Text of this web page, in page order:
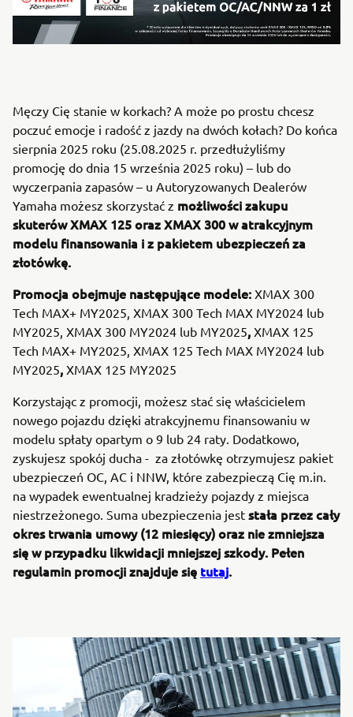
Męczy Cię stanie w korkach? A może po prostu chcesz
poczuć emocje i radość z jazdy na dwóch kołach? Do końca
sierpnia 2025 roku (25.08.2025 r. przedłużyliśmy
promocję do dnia 15 września 2025 roku) – lub do
wyczerpania zapasów – u Autoryzowanych Dealerów
Yamaha możesz skorzystać z możliwości zakupu
skuterów XMAX 125 oraz XMAX 300 w atrakcyjnym
modelu finansowania i z pakietem ubezpieczeń za
złotówkę.
Promocja obejmuje następujące modele: XMAX 300
Tech MAX+ MY2025, XMAX 300 Tech MAX MY2024 lub
MY2025, XMAX 300 MY2024 lub MY2025, XMAX 125
Tech MAX+ MY2025, XMAX 125 Tech MAX MY2024 lub
MY2025, XMAX 125 MY2025
Korzystając z promocji, możesz stać się właścicielem
nowego pojazdu dzięki atrakcyjnemu finansowaniu w
modelu spłaty opartym o 9 lub 24 raty. Dodatkowo,
zyskujesz spokój ducha - za złotówkę otrzymujesz pakiet
ubezpieczeń OC, AC i NNW, które zabezpieczą Cię m.in.
na wypadek ewentualnej kradzieży pojazdy z miejsca
niestrzeżonego. Suma ubezpieczenia jest stała przez cały
okres trwania umowy (12 miesięcy) oraz nie zmniejsza
się w przypadku likwidacji mniejszej szkody. Pełen
regulamin promocji znajduje się tutaj.